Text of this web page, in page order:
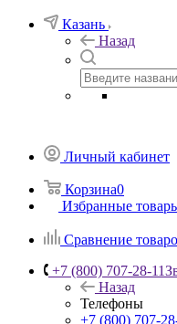
Казань
Назад
Личный кабинет
Корзина0
Избранные
Сравнение
+7 (800) 707-28-11
Назад
Телефоны
+7 (800) 707-